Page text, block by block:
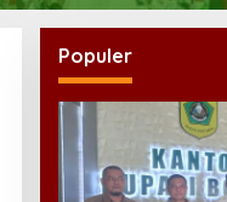
Populer